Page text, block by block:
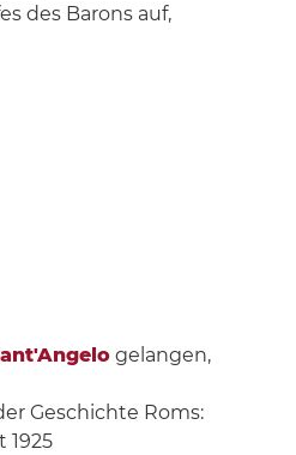
des Barons auf,
gelangen,
Geschichte Roms:
1925